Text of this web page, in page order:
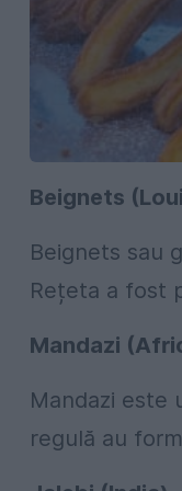
Beignets
Beignets sau
Rețeta a fost
Mandazi
Mandazi este
regulă au